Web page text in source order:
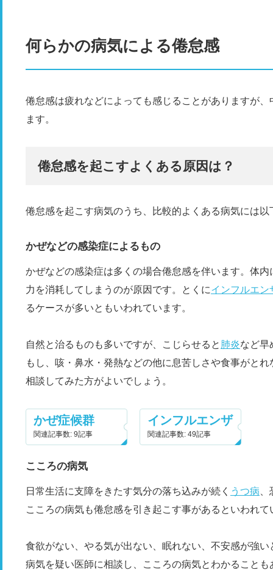
何らかの病気による倦怠感
倦怠感は疲れなどによっても感じることがありますが
ます。
倦怠感を起こすよくある原因は？
倦怠感を起こす病気のうち、比較的よくある病気には
かぜなどの感染症によるもの
かぜなどの感染症は多くの場合倦怠感を伴います。体内
力を消耗してしまうのが原因です。とくにインフルエン
るケースが多いともいわれています。
自然と治るものも多いですが、こじらせると 肺炎など早
もし、咳・鼻水・発熱などの他に息苦しさや食事がと
相談してみた方がよいでしょう。
かぜ症候群
関連記事数: 9記事
インフルエンザ
関連記事数: 49記事
こころの病気
日常生活に支障をきたす気分の落ち込みが続く うつ病
こころの病気も倦怠感を引き起こす事があるといわれて
食欲がない、やる気が出ない、眠れない、不安感が強
病気を疑い医師に相談し、こころの病気とわかること